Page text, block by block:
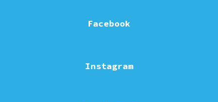
Facebook
Instagram